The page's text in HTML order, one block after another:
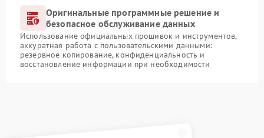
Оригинальные программные решение и
безопасное обслуживание данных
Использование официальных прошивок и инструментов,
аккуратная работа с пользовательскими данными:
резервное копирование, конфиденциальность и
восстановление информации при необходимости